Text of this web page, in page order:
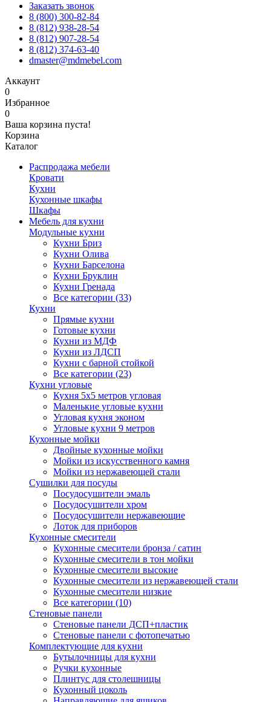
Заказать звонок
8 (800) 300-82-84
8 (812) 938-28-54
8 (812) 907-28-54
8 (812) 374-63-40
dmaster@mdmebel.com
Аккаунт
0
Избранное
0
Ваша корзина пуста!
Корзина
Каталог
Распродажа мебели
Кровати
Кухни
Кухонные шкафы
Шкафы
Мебель для кухни
Модульные кухни
Кухни Бриз
Кухни Олива
Кухни Барселона
Кухни Бруклин
Кухни Гренада
Все категории (33)
Кухни
Прямые кухни
Готовые кухни
Кухни из МДФ
Кухни из ЛДСП
Кухни с барной стойкой
Все категории (23)
Кухни угловые
Кухня 5х5 метров угловая
Маленькие угловые кухни
Угловая кухня эконом
Угловые кухни 9 метров
Кухонные мойки
Двойные кухонные мойки
Мойки из искусственного камня
Мойки из нержавеющей стали
Сушилки для посуды
Посудосушители эмаль
Посудосушители хром
Посудосушители нержавеющие
Лоток для приборов
Кухонные смесители
Кухонные смесители бронза / сатин
Кухонные смесители в тон мойки
Кухонные смесители высокие
Кухонные смесители из нержавеющей стали
Кухонные смесители низкие
Все категории (10)
Стеновые панели
Стеновые панели ДСП+пластик
Стеновые панели с фотопечатью
Комплектующие для кухни
Бутылочницы для кухни
Ручки кухонные
Плинтус для столешницы
Кухонный цоколь